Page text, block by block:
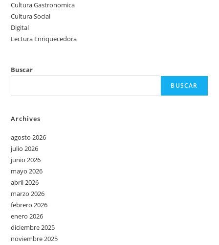
Cultura Gastronomica
Cultura Social
Digital
Lectura Enriquecedora
Buscar
BUSCAR
Archives
agosto 2026
julio 2026
junio 2026
mayo 2026
abril 2026
marzo 2026
febrero 2026
enero 2026
diciembre 2025
noviembre 2025